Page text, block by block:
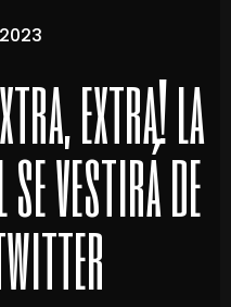
extra! la
vestirá de